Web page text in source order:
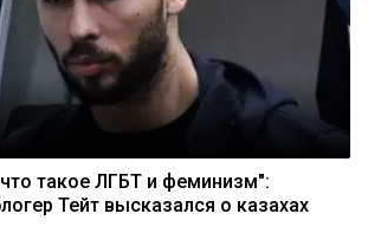
такое ЛГБТ и феминизм":
Тейт высказался о казахах